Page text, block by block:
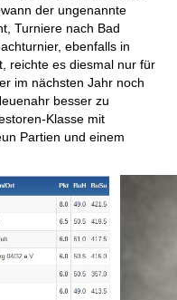
der ungenannte
Turniere nach Bad
ebenfalls in
reichte es diesmal nur für
im nächsten Jahr noch
besser zu
Klasse mit
Partien und einem